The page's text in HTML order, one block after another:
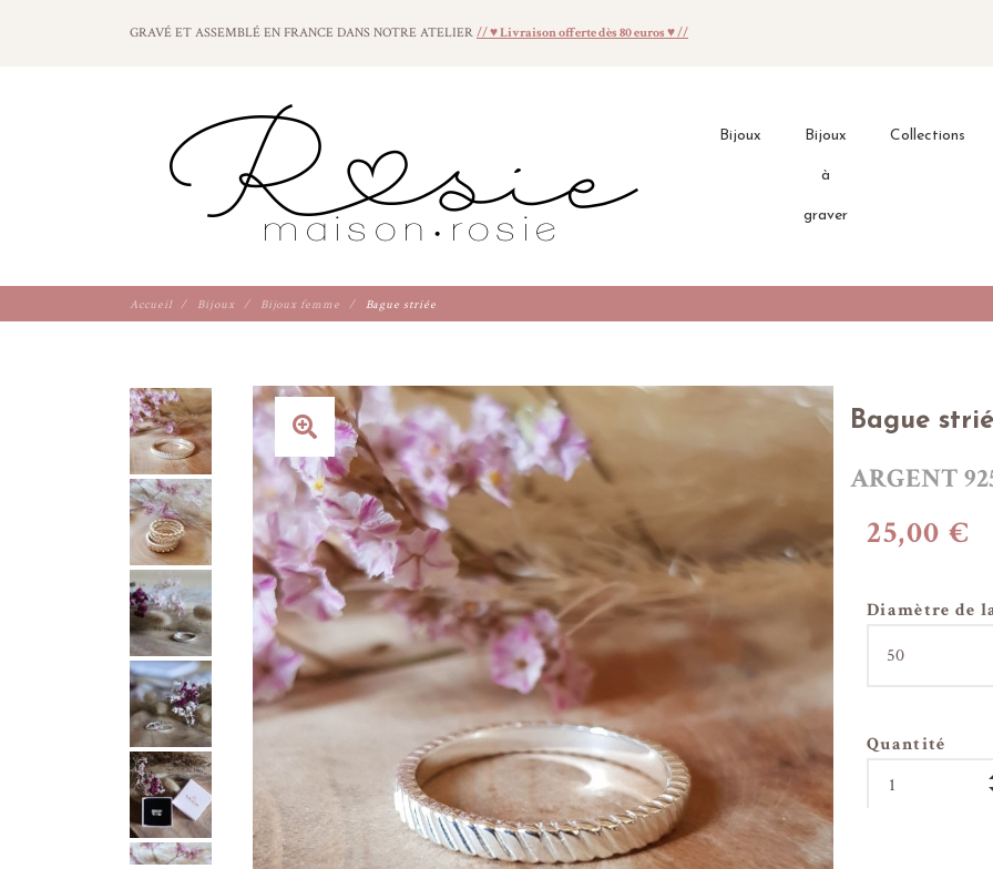
GRAVÉ ET ASSEMBLÉ EN FRANCE DANS NOTRE ATELIER // ♥ Livraison offerte dès 80 euros ♥ //
Bijoux Bijoux
à
graver
Collections
Accueil Bijoux Bijoux femme Bague striée
Bague
ARGENT
25,00 €
Diamètre de
Quantité